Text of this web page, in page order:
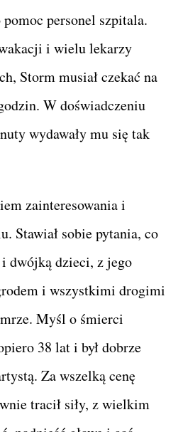
personel szpitala.
i wielu lekarzy
Storm musiał czekać na
W doświadczeniu
wydawały mu się tak
zainteresowania i
Stawiał sobie pytania, co
dwójką dzieci, z jego
i wszystkimi drogimi
Myśl o śmierci
38 lat i był dobrze
Za wszelką cenę
tracił siły, z wielkim